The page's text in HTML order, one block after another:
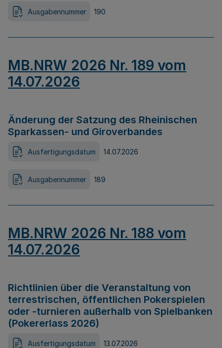
Ausgabennummer 190
MB.NRW 2026 Nr. 189 vom
14.07.2026
Änderung der Satzung des Rheinischen
Sparkassen- und Giroverbandes
Ausfertigungsdatum 14.07.2026
Ausgabennummer 189
MB.NRW 2026 Nr. 188 vom
14.07.2026
Richtlinien über die Veranstaltung von
terrestrischen, öffentlichen Pokerspielen
oder -turnieren außerhalb von Spielbanken
(Pokererlass 2026)
Ausfertigungsdatum 13.07.2026